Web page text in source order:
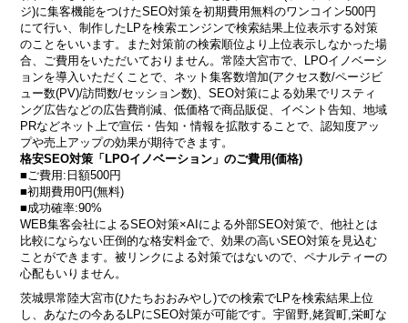
ジ)に集客機能をつけたSEO対策を初期費用無料のワンコイン500円
にて行い、制作したLPを検索エンジンで検索結果上位表示する対策
のことをいいます。また対策前の検索順位より上位表示しなかった場
合、ご費用をいただいておりません。常陸大宮市で、LPOイノベーシ
ョンを導入いただくことで、ネット集客数増加(アクセス数/ページビ
ュー数(PV)/訪問数/セッション数)、SEO対策による効果でリスティ
ング広告などの広告費削減、低価格で商品販促、イベント告知、地域
PRなどネット上で宣伝・告知・情報を拡散することで、認知度アッ
プや売上アップの効果が期待できます。
格安SEO対策「LPOイノベーション」のご費用(価格)
■ご費用:日額500円
■初期費用0円(無料)
■成功確率:90%
WEB集客会社によるSEO対策×AIによる外部SEO対策で、他社とは
比較にならない圧倒的な格安料金で、効果の高いSEO対策を見込む
ことができます。被リンクによる対策ではないので、ペナルティーの
心配もいりません。
茨城県常陸大宮市(ひたちおおみやし)での検索でLPを検索結果上位
し、あなたの今あるLPにSEO対策が可能です。宇留野,姥賀町,栄町な